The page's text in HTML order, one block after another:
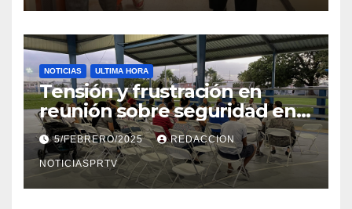
NOTICIAS ULTIMA HORA
Tensión y frustración en
reunión sobre seguridad en
Reparto Metropolitano
5/FEBRERO/2025 REDACCION
NOTICIASPRTV